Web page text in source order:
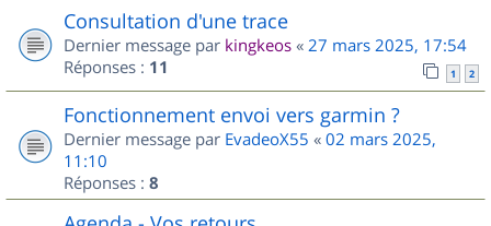
Consultation d'une trace
Dernier message par kingkeos « 27 mars 2025, 17:54
Réponses : 11 1 2
Fonctionnement envoi vers garmin ?
Dernier message par EvadeoX55 « 02 mars 2025,
11:10
Réponses : 8